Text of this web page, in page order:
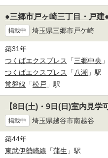
●三郷市戸ヶ崎三丁目・戸建
掲載中 埼玉県三郷市戸ケ崎
築31年
つくばエクスプレス
「三郷中央
つくばエクスプレス
「 八潮 」駅
常磐線 「松戸 」駅
【8日(土)・9日(日)室内見
掲載中 埼玉県越谷市南越谷
築44年
東武伊勢崎線 「蒲生 」駅